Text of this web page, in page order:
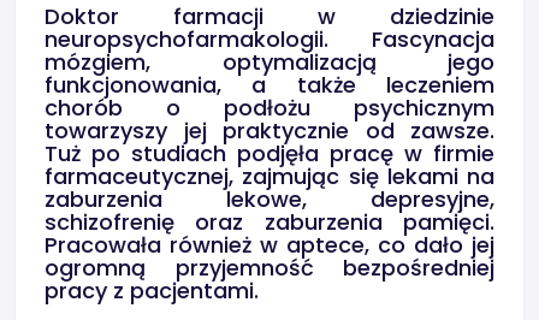
Doktor farmacji w dziedzinie
neuropsychofarmakologii. Fascynacja
mózgiem, optymalizacją jego
funkcjonowania, a także leczeniem
chorób o podłożu psychicznym
towarzyszy jej praktycznie od zawsze.
Tuż po studiach podjęła pracę w firmie
farmaceutycznej, zajmując się lekami na
zaburzenia lekowe, depresyjne,
schizofrenię oraz zaburzenia pamięci.
Pracowała również w aptece, co dało jej
ogromną przyjemność bezpośredniej
pracy z pacjentami.